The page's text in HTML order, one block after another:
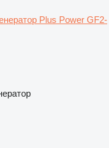
Plus Power GF2-